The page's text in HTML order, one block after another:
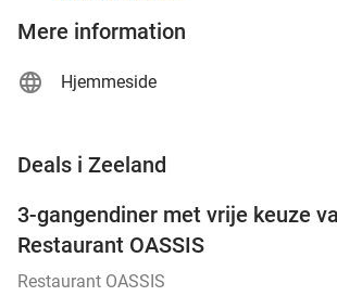
Mere information
Hjemmeside
Deals i Zeeland
3-gangendiner met vrije keuze
Restaurant OASSIS
Restaurant OASSIS